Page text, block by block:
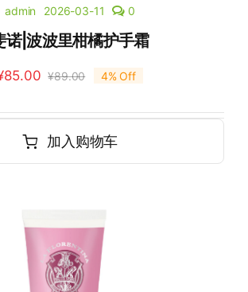
admin 2026-03-11 0
诺|波波里柑橘护手霜
¥89.00
85.00 4% Off
加入购物车